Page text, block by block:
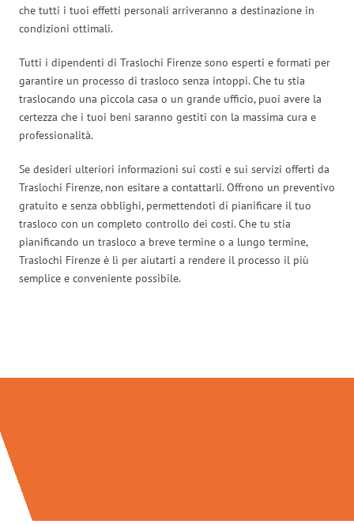
che tutti i tuoi effetti personali arriveranno a destinazione in
condizioni ottimali.
Tutti i dipendenti di Traslochi Firenze sono esperti e formati per
garantire un processo di trasloco senza intoppi. Che tu stia
traslocando una piccola casa o un grande ufficio, puoi avere la
certezza che i tuoi beni saranno gestiti con la massima cura e
professionalità.
Se desideri ulteriori informazioni sui costi e sui servizi offerti da
Traslochi Firenze, non esitare a contattarli. Offrono un preventivo
gratuito e senza obblighi, permettendoti di pianificare il tuo
trasloco con un completo controllo dei costi. Che tu stia
pianificando un trasloco a breve termine o a lungo termine,
Traslochi Firenze è lì per aiutarti a rendere il processo il più
semplice e conveniente possibile.